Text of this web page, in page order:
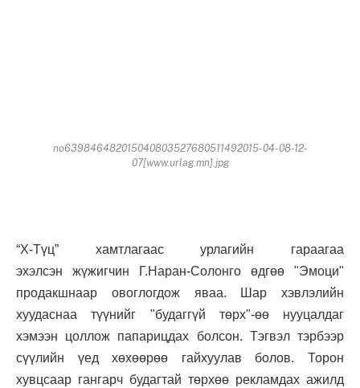
no639846482015040803527680511492015-04-08-12-
07[www.urlag.mn].jpg
“Х-Түц” хамтлагаас урлагийн гараагаа
эхэлсэн жүжигчин Г.Наран-Солонго өдгөө "Эмоци"
продакшнаар овоглогдож яваа. Шар хэвлэлийн
хуудаснаа түүнийг "будаггүй төрх"-өө нууцалдаг
хэмээн цоллож папарицдах болсон. Тэгвэл тэрбээр
сүүлийн үед хөхөөрөө гайхуулав болов. Торон
хувцсаар гангарч будагтай төрхөө рекламдах ажилд